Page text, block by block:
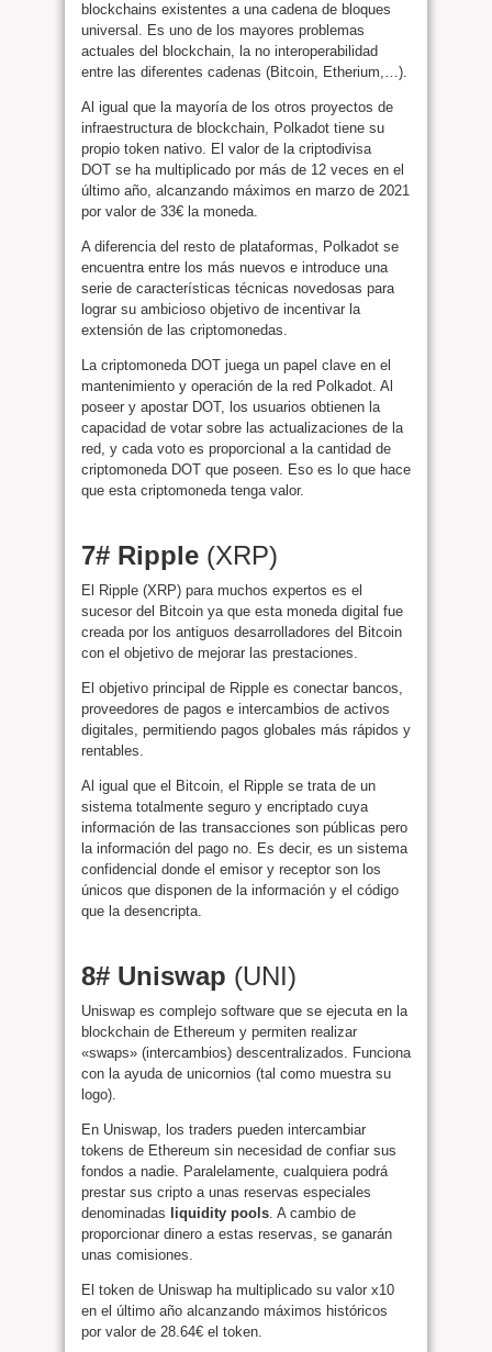
blockchains existentes a una cadena de bloques
universal. Es uno de los mayores problemas
actuales del blockchain, la no interoperabilidad
entre las diferentes cadenas (Bitcoin, Etherium,…).
Al igual que la mayoría de los otros proyectos de
infraestructura de blockchain, Polkadot tiene su
propio token nativo. El valor de la criptodivisa
DOT se ha multiplicado por más de 12 veces en el
último año, alcanzando máximos en marzo de 2021
por valor de 33€ la moneda.
A diferencia del resto de plataformas, Polkadot se
encuentra entre los más nuevos e introduce una
serie de características técnicas novedosas para
lograr su ambicioso objetivo de incentivar la
extensión de las criptomonedas.
La criptomoneda DOT juega un papel clave en el
mantenimiento y operación de la red Polkadot. Al
poseer y apostar DOT, los usuarios obtienen la
capacidad de votar sobre las actualizaciones de la
red, y cada voto es proporcional a la cantidad de
criptomoneda DOT que poseen. Eso es lo que hace
que esta criptomoneda tenga valor.
7# Ripple (XRP)
El Ripple (XRP) para muchos expertos es el
sucesor del Bitcoin ya que esta moneda digital fue
creada por los antiguos desarrolladores del Bitcoin
con el objetivo de mejorar las prestaciones.
El objetivo principal de Ripple es conectar bancos,
proveedores de pagos e intercambios de activos
digitales, permitiendo pagos globales más rápidos y
rentables.
Al igual que el Bitcoin, el Ripple se trata de un
sistema totalmente seguro y encriptado cuya
información de las transacciones son públicas pero
la información del pago no. Es decir, es un sistema
confidencial donde el emisor y receptor son los
únicos que disponen de la información y el código
que la desencripta.
8# Uniswap (UNI)
Uniswap es complejo software que se ejecuta en la
blockchain de Ethereum y permiten realizar
«swaps» (intercambios) descentralizados. Funciona
con la ayuda de unicornios (tal como muestra su
logo).
En Uniswap, los traders pueden intercambiar
tokens de Ethereum sin necesidad de confiar sus
fondos a nadie. Paralelamente, cualquiera podrá
prestar sus cripto a unas reservas especiales
denominadas
liquidity pools. A cambio de
proporcionar dinero a estas reservas, se ganarán
unas comisiones.
El token de Uniswap ha multiplicado su valor x10
en el último año alcanzando máximos históricos
por valor de 28.64€ el token.